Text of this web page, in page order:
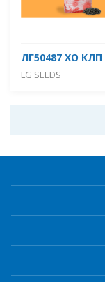
ЛГ50487 ХО КЛП
LG SEEDS